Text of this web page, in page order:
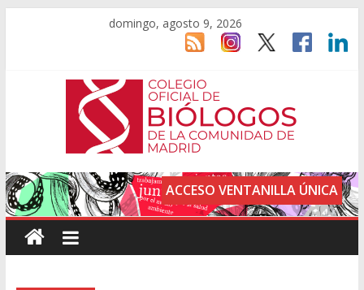
domingo, agosto 9, 2026
ACCESO VENTANILLA ÚNICA